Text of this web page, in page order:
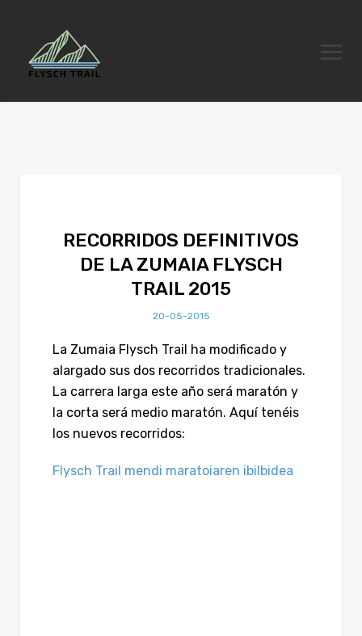
RECORRIDOS DEFINITIVOS
DE LA ZUMAIA FLYSCH
TRAIL 2015
20-05-2015
La Zumaia Flysch Trail ha modificado y
alargado sus dos recorridos tradicionales.
La carrera larga este año será maratón y
la corta será medio maratón. Aquí tenéis
los nuevos recorridos:
Flysch Trail mendi maratoiaren ibilbidea